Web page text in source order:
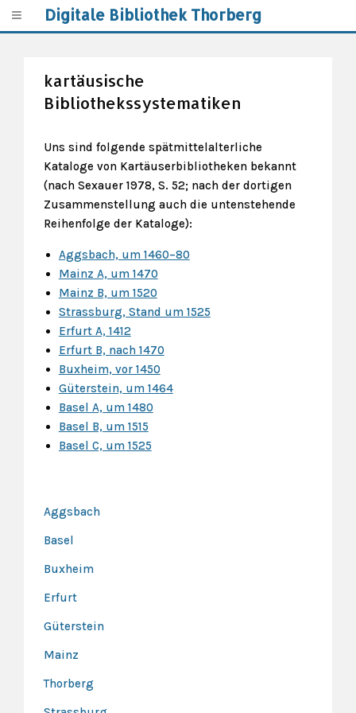
Digitale Bibliothek Thorberg
kartäusische
Bibliothekssystematiken
Uns sind folgende spätmittelalterliche
Kataloge von Kartäuserbibliotheken bekannt
(nach Sexauer 1978, S. 52; nach der dortigen
Zusammenstellung auch die untenstehende
Reihenfolge der Kataloge):
Aggsbach, um 1460–80
Mainz A, um 1470
Mainz B, um 1520
Strassburg, Stand um 1525
Erfurt A, 1412
Erfurt B, nach 1470
Buxheim, vor 1450
Güterstein, um 1464
Basel A, um 1480
Basel B, um 1515
Basel C, um 1525
Aggsbach
Basel
Buxheim
Erfurt
Güterstein
Mainz
Thorberg